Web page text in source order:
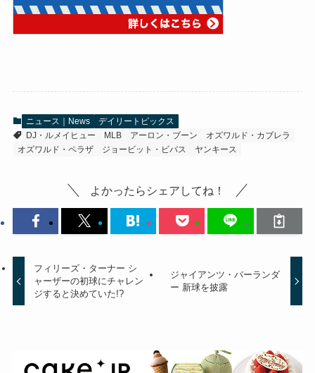
ニュース｜News
デイリートピックス
DJ・ルメイヒュー
MLB アーロン・ブーン
オズワルド・カブレラ
オズワルド・ペラザ
ジョービット・ビバス ヤンキース
よかったらシェアしてね！
フィリーズ・ターナー シ
ャーザーの初球にチャレン
ジすると決めていた!?
ジャイアンツ・バーランダ
ー 新球を披露